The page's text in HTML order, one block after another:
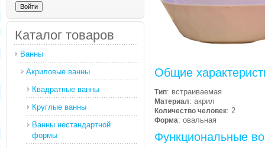
Каталог товаров
Ванны
Акриловые ванны
Квадратные ванны
Круглые ванны
Ванны нестандартной
формы
Общие
Тип: встраиваемая
Материал: акрил
Количество человек: 2
Форма: овальная
Функциональные